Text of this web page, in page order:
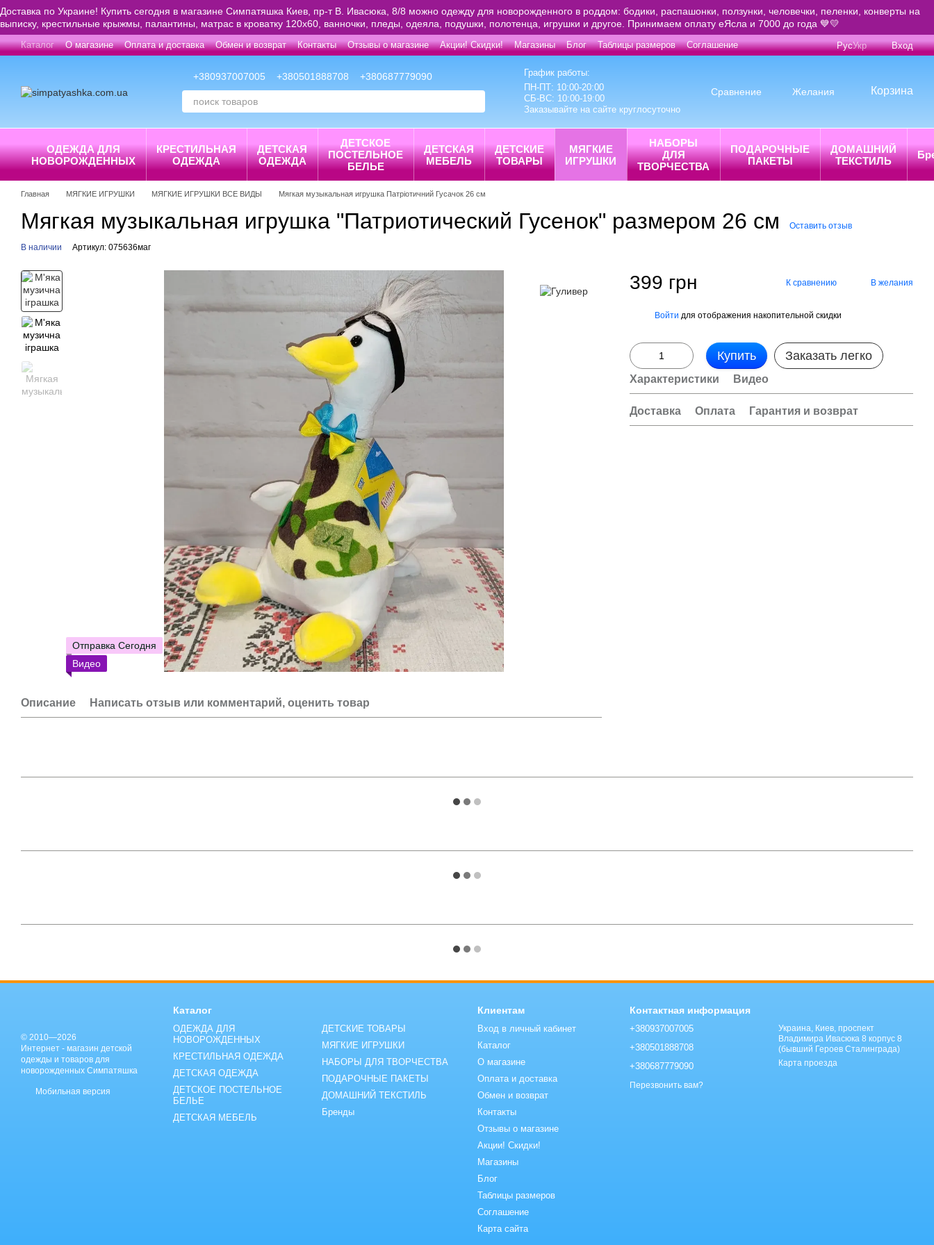
Перейти к основному контенту
Доставка по Украине! Купить сегодня в магазине Симпатяшка Киев, пр-т В. Ивасюка, 8/8 можно одежду для новорожденного в роддом: бодики, распашонки, ползунки, человечки, пеленки, конверты на
выписку, крестильные крыжмы, палантины, матрас в кроватку 120х60, ванночки, пледы, одеяла, подушки, полотенца, игрушки и другое. Принимаем оплату еЯсла и 7000 до года 💙💛
Каталог О магазине Оплата и доставка Обмен и возврат Контакты Отзывы о магазине Акции! Скидки! Магазины Блог Таблицы размеров Соглашение РусУкр Вход
+380937007005 +380501888708 +380687779090
График работы:
ПН-ПТ: 10:00-20:00
СБ-ВС: 10:00-19:00
Заказывайте на сайте круглосуточно
Сравнение Желания Корзина
ОДЕЖДА ДЛЯ
НОВОРОЖДЕННЫХ
КРЕСТИЛЬНАЯ
ОДЕЖДА
ДЕТСКАЯ
ОДЕЖДА
ДЕТСКОЕ
ПОСТЕЛЬНОЕ
БЕЛЬЕ
ДЕТСКАЯ
МЕБЕЛЬ
ДЕТСКИЕ
ТОВАРЫ
МЯГКИЕ
ИГРУШКИ
НАБОРЫ
ДЛЯ
ТВОРЧЕСТВА
ПОДАРОЧНЫЕ
ПАКЕТЫ
ДОМАШНИЙ
ТЕКСТИЛЬ
Главная МЯГКИЕ ИГРУШКИ МЯГКИЕ ИГРУШКИ ВСЕ ВИДЫ Мягкая музыкальная игрушка Патріотичний Гусачок 26 см
Мягкая музыкальная игрушка "Патриотический Гусенок" размером 26 см Оставить отзыв
В наличии Артикул: 075636маг
Отправка Сегодня
Видео
Описание Написать отзыв или комментарий, оценить товар
399 грн К сравнению В желания
Войти для отображения накопительной скидки
Купить Заказать легко
Характеристики Видео
Доставка Оплата Гарантия и возврат
© 2010—2026
Интернет - магазин детской
одежды и товаров для
новорожденных Симпатяшка
Мобильная версия
Каталог
ОДЕЖДА ДЛЯ
НОВОРОЖДЕННЫХ
КРЕСТИЛЬНАЯ ОДЕЖДА
ДЕТСКАЯ ОДЕЖДА
ДЕТСКОЕ ПОСТЕЛЬНОЕ
БЕЛЬЕ
ДЕТСКАЯ МЕБЕЛЬ
ДЕТСКИЕ ТОВАРЫ
МЯГКИЕ ИГРУШКИ
НАБОРЫ ДЛЯ ТВОРЧЕСТВА
ПОДАРОЧНЫЕ ПАКЕТЫ
ДОМАШНИЙ ТЕКСТИЛЬ
Бренды
Клиентам
Вход в личный кабинет
Каталог
О магазине
Оплата и доставка
Обмен и возврат
Контакты
Отзывы о магазине
Акции! Скидки!
Магазины
Блог
Таблицы размеров
Соглашение
Карта сайта
Контактная информация
+380937007005
+380501888708
+380687779090
Перезвонить вам?
Украина, Киев, проспект
Владимира Ивасюка 8 корпус 8
(бывший Героев Сталинграда)
Карта проезда